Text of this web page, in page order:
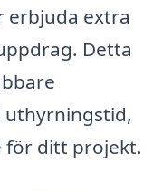
erbjuda extra
Detta
uthyrningstid,
för ditt projekt.